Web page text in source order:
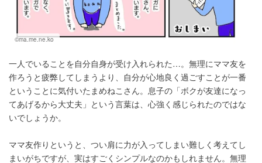
©ma.me.ne.ko
一人でいることを自分自身が受け入れられた…。無理にママ友を
作ろうと疲弊してしまうより、自分が心地良く過ごすことが一番
ということに気付いたまめねこさん。息子の「ボクが友達になっ
てあげるから大丈夫」という言葉は、心強く感じられたのではな
いでしょうか。
ママ友作りというと、つい肩に力が入ってしまい難しく考えてし
まいがちですが、実はすごくシンプルなのかもしれません。無理